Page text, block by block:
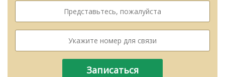
Записаться